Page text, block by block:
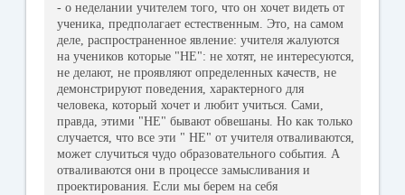
- о неделании учителем того, что он хочет видеть от
ученика, предполагает естественным. Это, на самом
деле, распространенное явление: учителя жалуются
на учеников которые "НЕ": не хотят, не интересуются,
не делают, не проявляют определенных качеств, не
демонстрируют поведения, характерного для
человека, который хочет и любит учиться. Сами,
правда, этими "НЕ" бывают обвешаны. Но как только
случается, что все эти " НЕ" от учителя отваливаются,
может случиться чудо образовательного события. А
отваливаются они в процессе замысливания и
проектирования. Если мы берем на себя